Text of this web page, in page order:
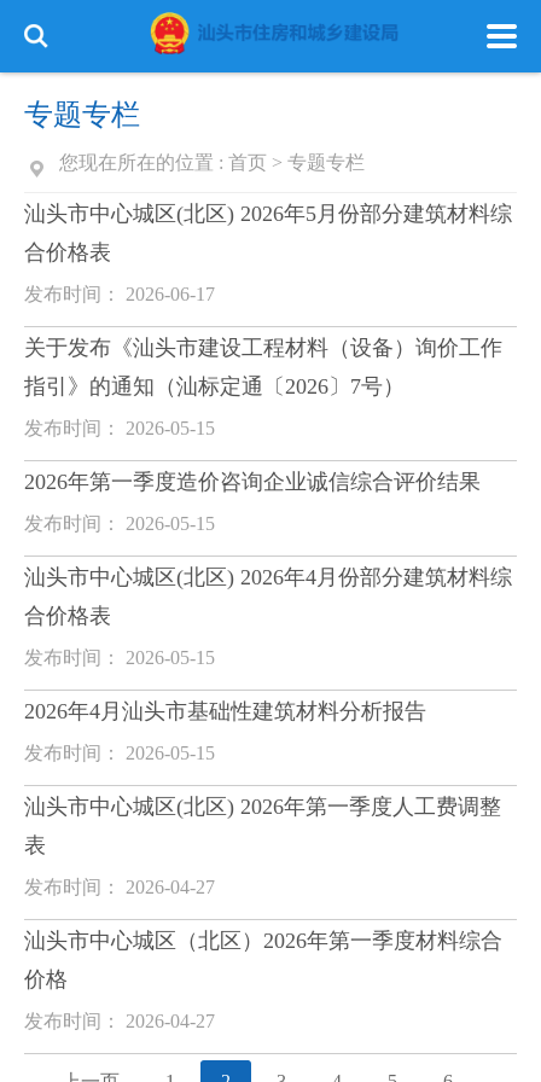
专题专栏
您现在所在的位置 : 首页 > 专题专栏
汕头市中心城区(北区) 2026年5月份部分建筑材料综
合价格表
发布时间： 2026-06-17
关于发布《汕头市建设工程材料（设备）询价工作
指引》的通知（汕标定通〔2026〕7号）
发布时间： 2026-05-15
2026年第一季度造价咨询企业诚信综合评价结果
发布时间： 2026-05-15
汕头市中心城区(北区) 2026年4月份部分建筑材料综
合价格表
发布时间： 2026-05-15
2026年4月汕头市基础性建筑材料分析报告
发布时间： 2026-05-15
汕头市中心城区(北区) 2026年第一季度人工费调整
表
发布时间： 2026-04-27
汕头市中心城区（北区）2026年第一季度材料综合
价格
发布时间： 2026-04-27